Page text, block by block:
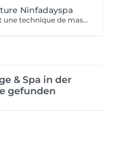
Ninfadayspa
Le drainage lymphatique manuel est une technique de massage destinée à stimuler la circulation lymphatique et à détoxiquer l' organisme. *Tous ces massages avec signature NINFADAYSPA: sont un travail sur le flux énergétique, l'équilibre du corps et de l'esprit, Yin Yang, le zen et la méditation, respiration, assouplissement et relaxation absolue.
& Spa in der
gefunden